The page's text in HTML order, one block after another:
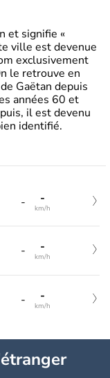
et signifie «
ville est devenue
exclusivement
le retrouve en
Gaëtan depuis
années 60 et
il est devenu
identifié.
- -
km/h
- -
km/h
- -
km/h